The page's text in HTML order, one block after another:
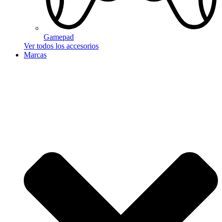
Gamepad
Ver todos los accesorios
Marcas